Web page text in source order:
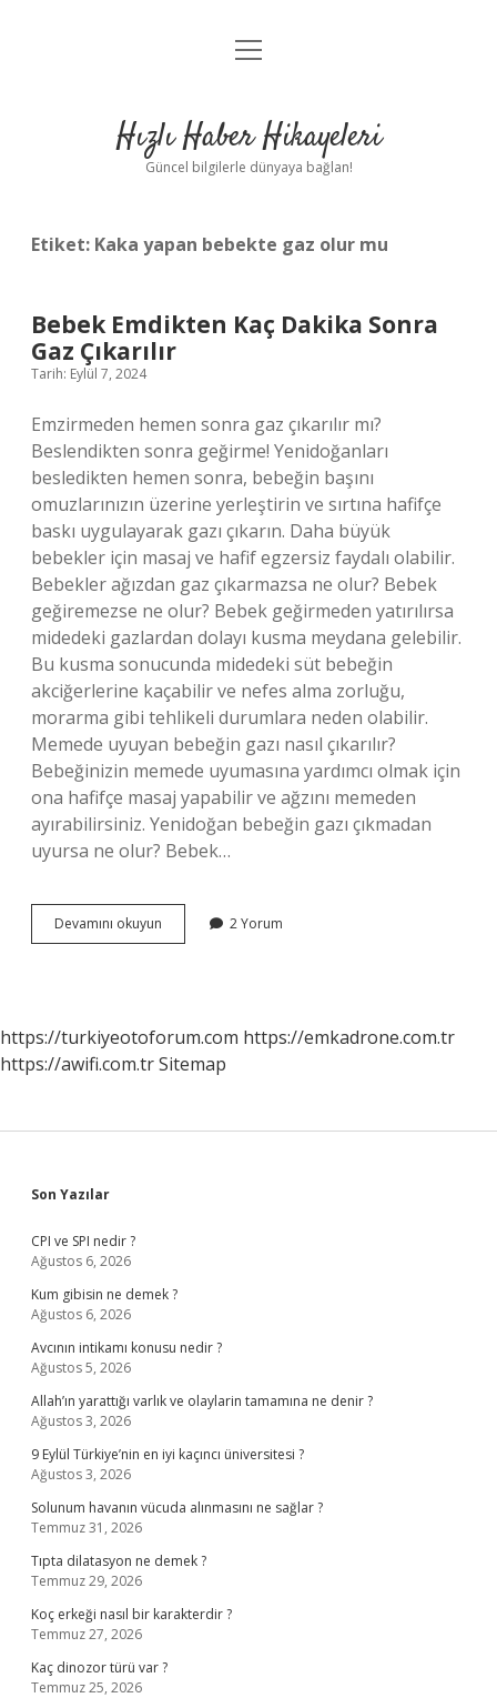
Anasayfa
Yasal Uyarı
menüyü
Hızlı Haber Hikayeleri
Güncel bilgilerle dünyaya bağlan!
Etiket: Kaka yapan bebekte gaz olur mu
Bebek Emdikten Kaç Dakika Sonra
Gaz Çıkarılır
Tarih: Eylül 7, 2024
Emzirmeden hemen sonra gaz çıkarılır mı?
Beslendikten sonra geğirme! Yenidoğanları
besledikten hemen sonra, bebeğin başını
omuzlarınızın üzerine yerleştirin ve sırtına hafifçe
baskı uygulayarak gazı çıkarın. Daha büyük
bebekler için masaj ve hafif egzersiz faydalı olabilir.
Bebekler ağızdan gaz çıkarmazsa ne olur? Bebek
geğiremezse ne olur? Bebek geğirmeden yatırılırsa
midedeki gazlardan dolayı kusma meydana gelebilir.
Bu kusma sonucunda midedeki süt bebeğin
akciğerlerine kaçabilir ve nefes alma zorluğu,
morarma gibi tehlikeli durumlara neden olabilir.
Memede uyuyan bebeğin gazı nasıl çıkarılır?
Bebeğinizin memede uyumasına yardımcı olmak için
ona hafifçe masaj yapabilir ve ağzını memeden
ayırabilirsiniz. Yenidoğan bebeğin gazı çıkmadan
uyursa ne olur? Bebek…
Devamını okuyun
Emdikten
Çıkarılır
2 Yorum
https://turkiyeotoforum.com https://emkadrone.com.tr
https://awifi.com.trSitemap
Sidebar
Son Yazılar
CPI ve SPI nedir ?
Ağustos 6, 2026
Kum gibisin ne demek ?
Ağustos 6, 2026
Avcının intikamı konusu nedir ?
Ağustos 5, 2026
Allah’ın yarattığı varlık ve olaylarin tamamına ne denir ?
Ağustos 3, 2026
9 Eylül Türkiye’nin en iyi kaçıncı üniversitesi ?
Ağustos 3, 2026
Solunum havanın vücuda alınmasını ne sağlar ?
Temmuz 31, 2026
Tıpta dilatasyon ne demek ?
Temmuz 29, 2026
Koç erkeği nasıl bir karakterdir ?
Temmuz 27, 2026
Kaç dinozor türü var ?
Temmuz 25, 2026